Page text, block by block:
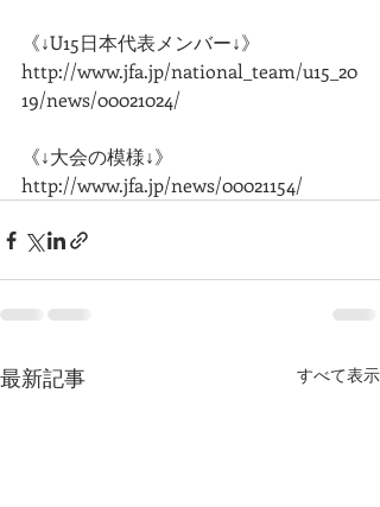
《↓U15日本代表メンバー↓》
http://www.jfa.jp/national_team/u15_20
19/news/00021024/
《↓大会の模様↓》
http://www.jfa.jp/news/00021154/
最新記事 すべて表示